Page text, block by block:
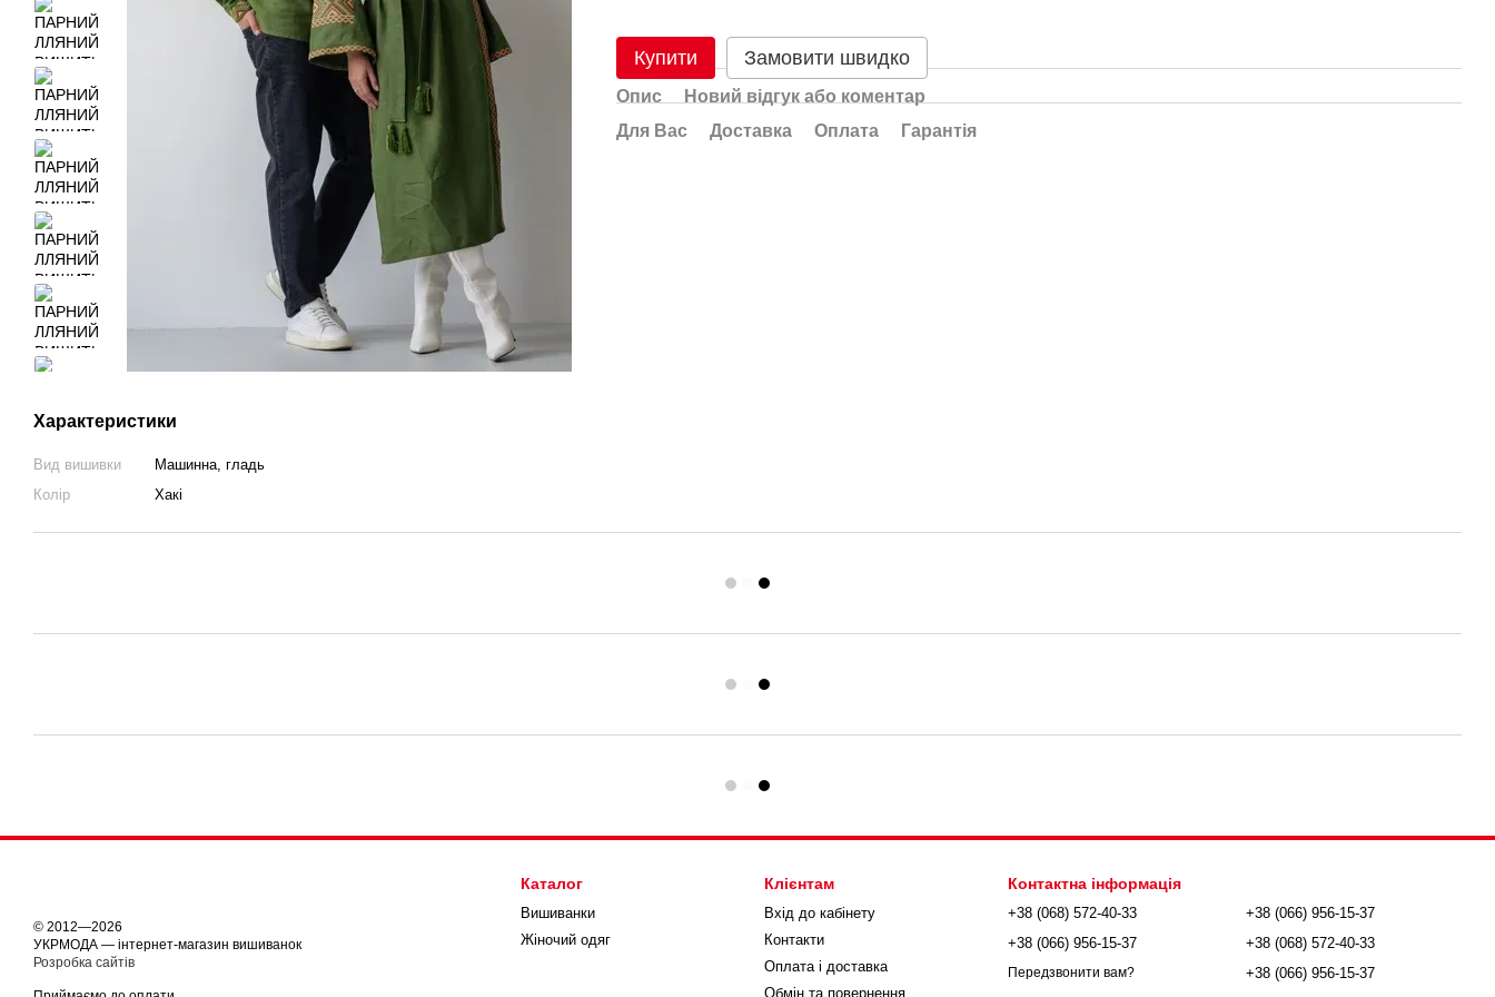
Характеристики
Вид вишивки
Машинна, гладь
Колір
Хакі
Купити Замовити швидко
Опис
Новий відгук або коментар
Для Вас
Доставка Оплата Гарантія
© 2012—2026
УКРМОДА — інтернет-магазин вишиванок
Розробка сайтів
Каталог
Вишиванки
Жіночий одяг
Клієнтам
Вхід до кабінету
Контакти
Оплата і доставка
Обмін та повернення
Контактна інформація
+38 (068) 572-40-33
+38 (066) 956-15-37
Передзвонити вам?
+38 (066) 956-15-37
+38 (068) 572-40-33
+38 (066) 956-15-37